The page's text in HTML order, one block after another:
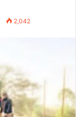
2,042